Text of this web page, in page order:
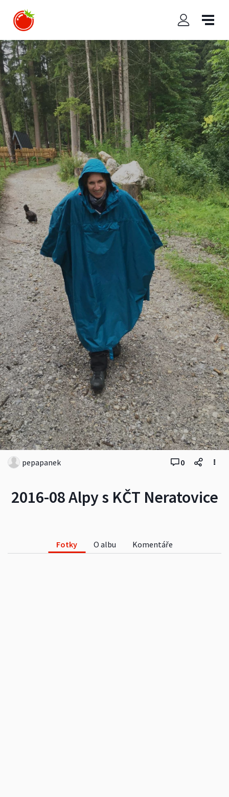
2016-08 Alpy s KČT Neratovice
pepapanek 0
Fotky O albu Komentáře